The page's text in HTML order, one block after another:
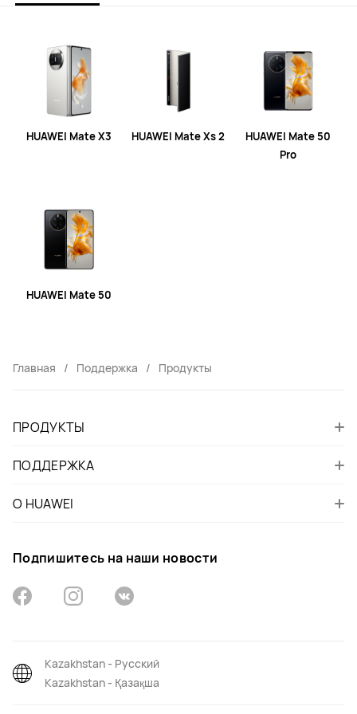
HUAWEI Mate X3 HUAWEI Mate Xs 2
HUAWEI Mate 50
Pro
HUAWEI Mate 50
Главная Поддержка Продукты
ПРОДУКТЫ
ПОДДЕРЖКА
О HUAWEI
Подпишитесь на наши новости
Kazakhstan - Русский
Kazakhstan - Қазақша